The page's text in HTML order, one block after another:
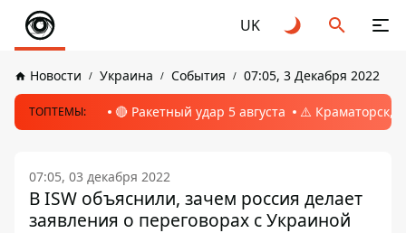
UK
Новости Украина События 07:05, 3 Декабря 2022
ТОПТЕМЫ: 🔴 Ракетный удар 5 августа ⚠️ Краматорск,
07:05, 03 декабря 2022
В ISW объяснили, зачем россия делает
заявления о переговорах с Украиной